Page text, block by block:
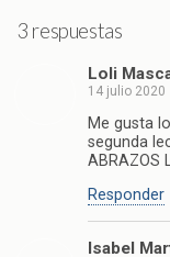
3 respuestas
Loli
14 julio 2020
Me gusta
segunda
ABRAZOS
Responder
Isabel